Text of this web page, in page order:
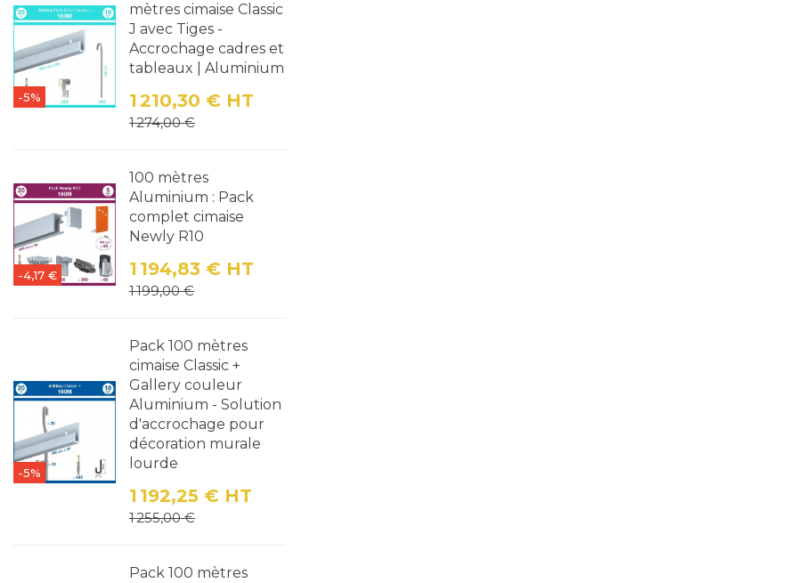
-5%
mètres cimaise Classic
J avec Tiges -
Accrochage cadres et
tableaux | Aluminium
Prix
1 210,30 € HT
Prix de base
1 274,00 €
-4,17 €
100 mètres
Aluminium : Pack
complet cimaise
Newly R10
Prix
1 194,83 € HT
Prix de base
1 199,00 €
-5%
Pack 100 mètres
cimaise Classic +
Gallery couleur
Aluminium - Solution
d'accrochage pour
décoration murale
lourde
Prix
1 192,25 € HT
Prix de base
1 255,00 €
Pack 100 mètres